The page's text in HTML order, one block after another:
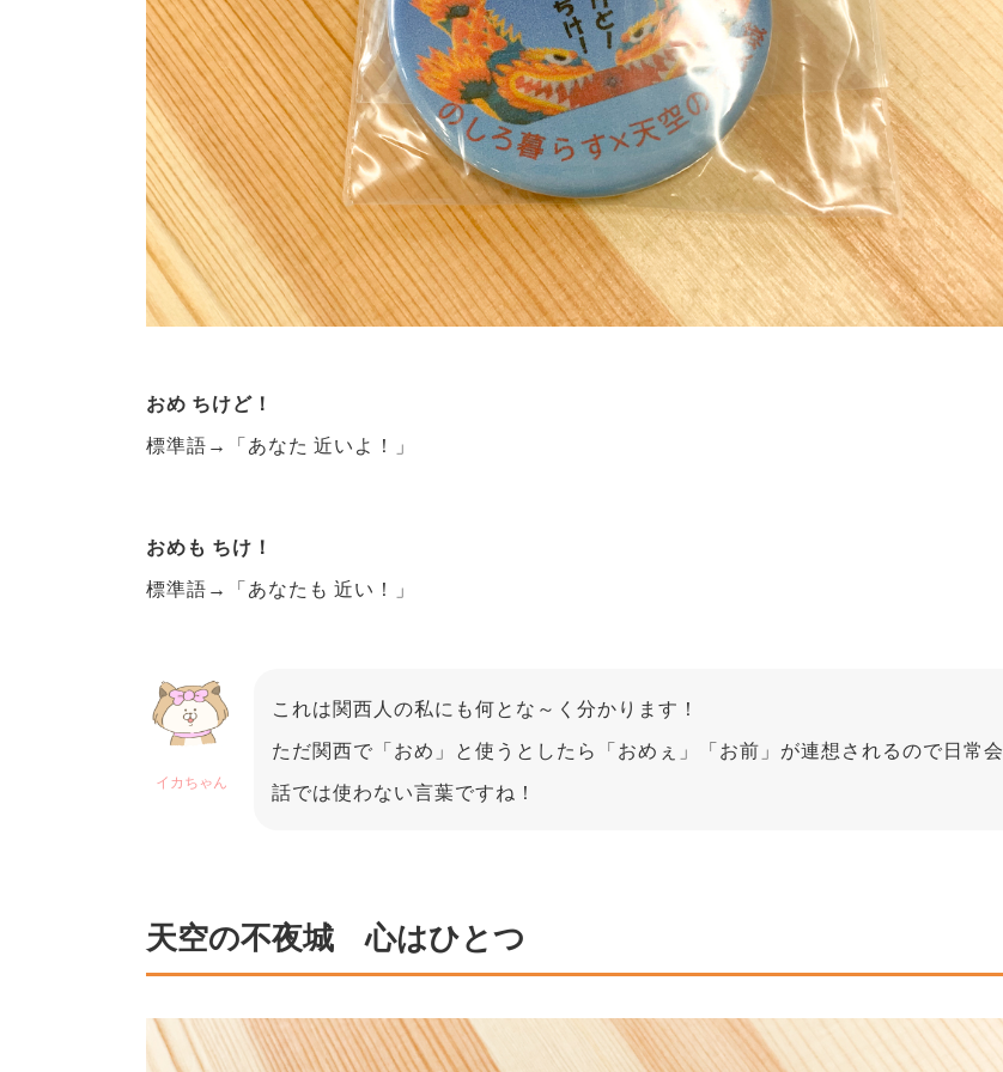
おめ ちけど！
標準語→「あなた 近いよ！」
おめも ちけ！
標準語→「あなたも 近い！」
イカちゃん
これは関西人の私にも何とな～く分かります！
ただ関西で「おめ」と使うとしたら「おめぇ」「お前」が連想されるので日常会
話では使わない言葉ですね！
天空の不夜城 心はひとつ